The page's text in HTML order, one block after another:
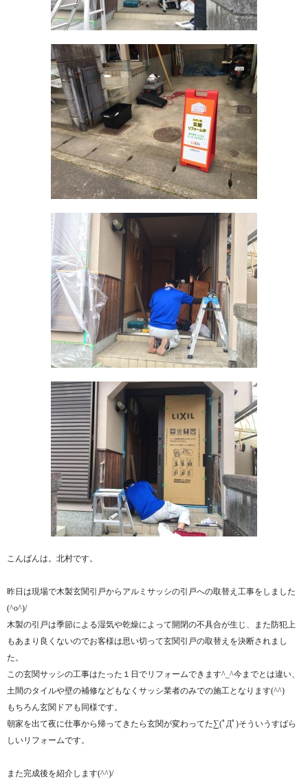
こんばんは。北村です。
昨日は現場で木製玄関引戸からアルミサッシの引戸への取替え工事をしました
(^o^)/
木製の引戸は季節による湿気や乾燥によって開閉の不具合が生じ、また防犯上
もあまり良くないのでお客様は思い切って玄関引戸の取替えを決断されまし
た。
この玄関サッシの工事はたった１日でリフォームできます^_^今までとは違い、
土間のタイルや壁の補修などもなくサッシ業者のみでの施工となります(^^)
もちろん玄関ドアも同様です。
朝家を出て夜に仕事から帰ってきたら玄関が変わってた∑(ﾟДﾟ)そういうすばら
しいリフォームです。
また完成後を紹介します(^^)/